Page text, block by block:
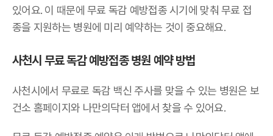
있어요. 이 때문에 무료 독감 예방접종 시기에 맞춰 무료 접
종을 지원하는 병원에 미리 예약하는 것이 중요해요.
사천시 무료 독감 예방접종 병원 예약 방법
사천시에서 무료로 독감 백신 주사를 맞을 수 있는 병원은 보
건소 홈페이지와 나만의닥터 앱에서 찾을 수 있어요.